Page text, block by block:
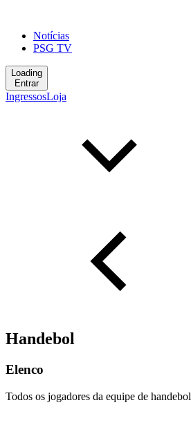
Notícias
PSG TV
Loading
Entrar
IngressosLoja
Handebol
Elenco
Todos os jogadores da equipe de handebol